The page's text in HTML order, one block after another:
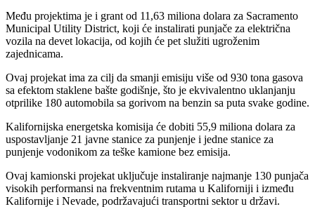
Među projektima je i grant od 11,63 miliona dolara za Sacramento
Municipal Utility District, koji će instalirati punjače za električna
vozila na devet lokacija, od kojih će pet služiti ugroženim
zajednicama.
Ovaj projekat ima za cilj da smanji emisiju više od 930 tona gasova
sa efektom staklene bašte godišnje, što je ekvivalentno uklanjanju
otprilike 180 automobila sa gorivom na benzin sa puta svake godine.
Kalifornijska energetska komisija će dobiti 55,9 miliona dolara za
uspostavljanje 21 javne stanice za punjenje i jedne stanice za
punjenje vodonikom za teške kamione bez emisija.
Ovaj kamionski projekat uključuje instaliranje najmanje 130 punjača
visokih performansi na frekventnim rutama u Kaliforniji i između
Kalifornije i Nevade, podržavajući transportni sektor u državi.